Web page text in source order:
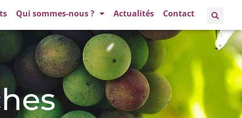
Qui sommes-nous ? Actualités Contact